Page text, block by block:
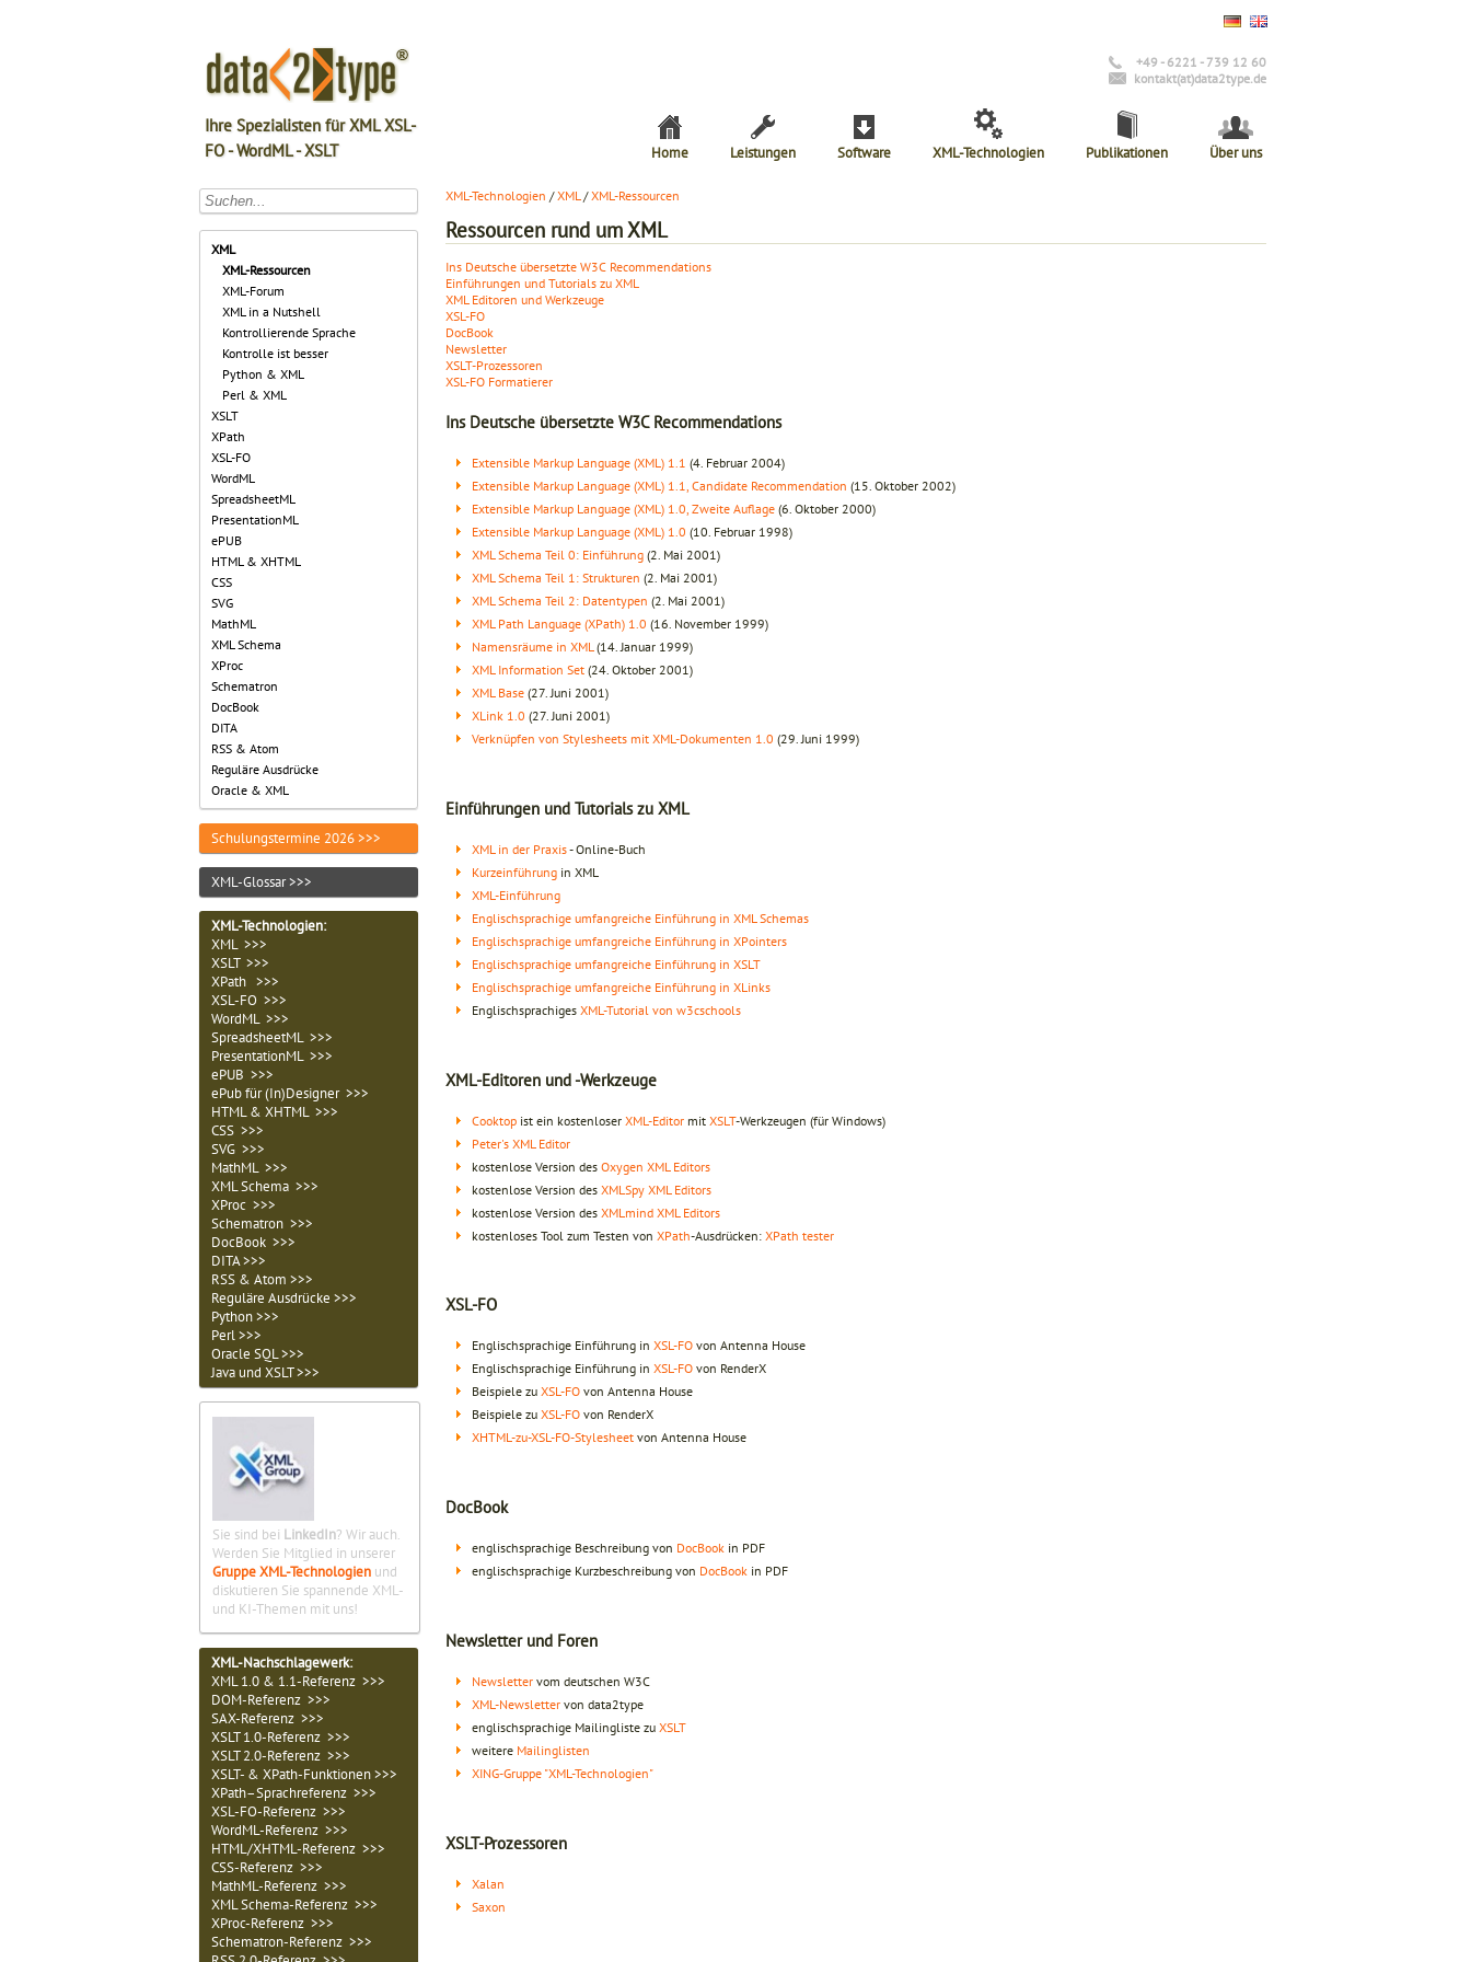
Ihre Spezialisten für XML XSL-
FO - WordML - XSLT
+49 - 6221 - 739 12 60
kontakt(at)data2type.de
Home Leistungen Software XML-Technologien Publikationen Über uns
XML
XML-Ressourcen
XML-Forum
XML in a Nutshell
Kontrollierende Sprache
Kontrolle ist besser
Python & XML
Perl & XML
XSLT
XPath
XSL-FO
WordML
SpreadsheetML
PresentationML
ePUB
HTML & XHTML
CSS
SVG
MathML
XML Schema
XProc
Schematron
DocBook
DITA
RSS & Atom
Reguläre Ausdrücke
Oracle & XML
Schulungstermine 2026 >>>
XML-Glossar >>>
XML-Technologien:
XML >>>
XSLT >>>
XPath >>>
XSL-FO >>>
WordML >>>
SpreadsheetML >>>
PresentationML >>>
ePUB >>>
ePub für (In)Designer >>>
HTML & XHTML >>>
CSS >>>
SVG >>>
MathML >>>
XML Schema >>>
XProc >>>
Schematron >>>
DocBook >>>
DITA >>>
RSS & Atom >>>
Reguläre Ausdrücke >>>
Python >>>
Perl >>>
Oracle SQL >>>
Java und XSLT >>>
Sie sind bei LinkedIn? Wir auch.
Werden Sie Mitglied in unserer
Gruppe XML-Technologien und
diskutieren Sie spannende XML-
und KI-Themen mit uns!
XML-Nachschlagewerk:
XML 1.0 & 1.1-Referenz >>>
DOM-Referenz >>>
SAX-Referenz >>>
XSLT 1.0-Referenz >>>
XSLT 2.0-Referenz >>>
XSLT- & XPath-Funktionen >>>
XPath–Sprachreferenz >>>
XSL-FO-Referenz >>>
WordML-Referenz >>>
HTML/XHTML-Referenz >>>
CSS-Referenz >>>
MathML-Referenz >>>
XML Schema-Referenz >>>
XProc-Referenz >>>
Schematron-Referenz >>>
XML-Technologien /XML/XML-Ressourcen
Ressourcen rund um XML
Ins Deutsche übersetzte W3C Recommendations
Einführungen und Tutorials zu XML
XML Editoren und Werkzeuge
XSL-FO
DocBook
Newsletter
XSLT-Prozessoren
XSL-FO Formatierer
Ins Deutsche übersetzte W3C Recommendations
Extensible Markup Language (XML) 1.1 (4. Februar 2004)
Extensible Markup Language (XML) 1.1, Candidate Recommendation (15. Oktober 2002)
Extensible Markup Language (XML) 1.0, Zweite Auflage (6. Oktober 2000)
Extensible Markup Language (XML) 1.0 (10. Februar 1998)
XML Schema Teil 0: Einführung (2. Mai 2001)
XML Schema Teil 1: Strukturen (2. Mai 2001)
XML Schema Teil 2: Datentypen (2. Mai 2001)
XML Path Language (XPath) 1.0 (16. November 1999)
Namensräume in XML (14. Januar 1999)
XML Information Set (24. Oktober 2001)
XML Base (27. Juni 2001)
XLink 1.0 (27. Juni 2001)
Verknüpfen von Stylesheets mit XML-Dokumenten 1.0 (29. Juni 1999)
Einführungen und Tutorials zu XML
XML in der Praxis- Online-Buch
Kurzeinführung in XML
XML-Einführung
Englischsprachige umfangreiche Einführung in XML Schemas
Englischsprachige umfangreiche Einführung in XPointers
Englischsprachige umfangreiche Einführung in XSLT
Englischsprachige umfangreiche Einführung in XLinks
Englischsprachiges XML-Tutorial von w3cschools
XML-Editoren und -Werkzeuge
Cooktop ist ein kostenloser XML-Editor mit XSLT-Werkzeugen (für Windows)
Peter's XML Editor
kostenlose Version des Oxygen XML Editors
kostenlose Version des XMLSpy XML Editors
kostenlose Version des XMLmind XML Editors
kostenloses Tool zum Testen von XPath-Ausdrücken: XPath tester
XSL-FO
Englischsprachige Einführung in XSL-FO von Antenna House
Englischsprachige Einführung in XSL-FO von RenderX
Beispiele zu XSL-FO von Antenna House
Beispiele zu XSL-FO von RenderX
XHTML-zu-XSL-FO-Stylesheet von Antenna House
DocBook
englischsprachige Beschreibung von DocBook in PDF
englischsprachige Kurzbeschreibung von DocBook in PDF
Newsletter und Foren
Newsletter vom deutschen W3C
XML-Newsletter von data2type
englischsprachige Mailingliste zu XSLT
weitere Mailinglisten
XING-Gruppe "XML-Technologien"
XSLT-Prozessoren
Xalan
Saxon